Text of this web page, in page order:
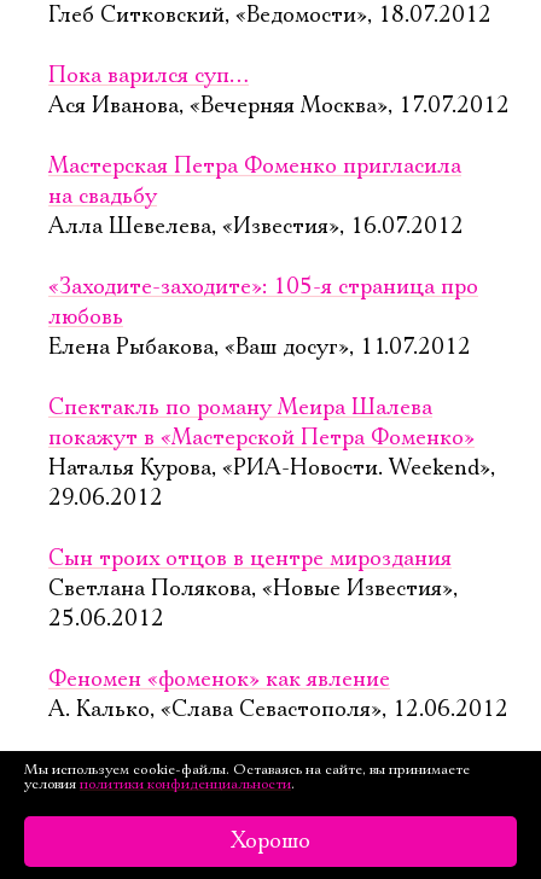
Глеб Ситковский, «Ведомости», 18.07.2012
Пока варился суп…
Ася Иванова, «Вечерняя Москва», 17.07.2012
Мастерская Петра Фоменко пригласила
на свадьбу
Алла Шевелева, «Известия», 16.07.2012
«Заходите-заходите»: 105-я страница про
любовь
Елена Рыбакова, «Ваш досуг», 11.07.2012
Спектакль по роману Меира Шалева
покажут в «Мастерской Петра Фоменко»
Наталья Курова, «РИА-Новости. Weekend»,
29.06.2012
Сын троих отцов в центре мироздания
Светлана Полякова, «Новые Известия»,
25.06.2012
Феномен «фоменок» как явление
А. Калько, «Слава Севастополя», 12.06.2012
Кого любить, кому поверить?
Ольга Игнатюк, «Москвичка», 2.02.2012
Русский человек на deja vu
Мы используем cookie-файлы. Оставаясь на сайте, вы принимаете
условия политики конфиденциальности.
Хорошо